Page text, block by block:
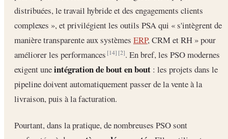
distribuées, le travail hybride et des engagements clients
complexes », et privilégient les outils PSA qui « s'intègrent de
manière transparente aux systèmes ERP, CRM et RH » pour
améliorer les performances[14] [2]. En bref, les PSO modernes
exigent uneintégration de bout en bout : les projets dans le
pipeline doivent automatiquement passer de la vente à la
livraison, puis à la facturation.
Pourtant, dans la pratique, de nombreuses PSO sont